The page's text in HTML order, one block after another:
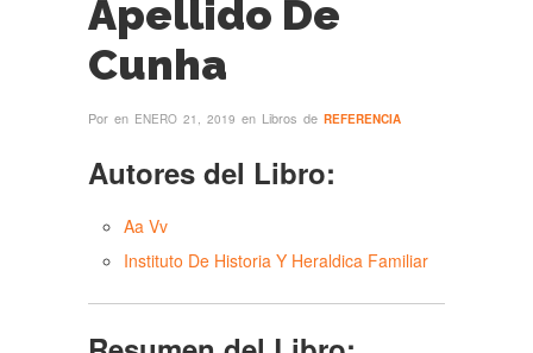
Apellido De
Cunha
Por en ENERO 21, 2019 en Libros de REFERENCIA
Autores del Libro:
Aa Vv
Instituto De Historia Y Heraldica Familiar